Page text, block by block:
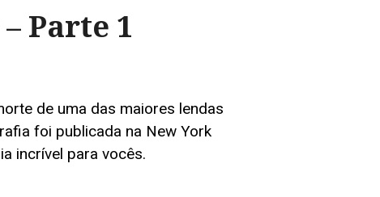
Parte 1
de uma das maiores lendas
foi publicada na New York
incrível para vocês.